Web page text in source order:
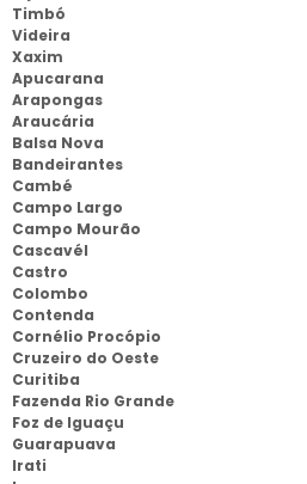
Timbó
Videira
Xaxim
Apucarana
Arapongas
Araucária
Balsa Nova
Bandeirantes
Cambé
Campo Largo
Campo Mourão
Cascavél
Castro
Colombo
Contenda
Cornélio Procópio
Cruzeiro do Oeste
Curitiba
Fazenda Rio Grande
Foz de Iguaçu
Guarapuava
Irati